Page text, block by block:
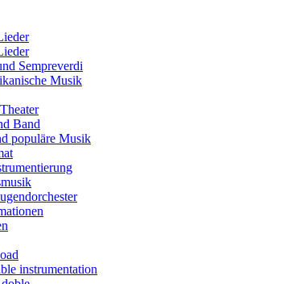
Sempreverdi
Musik
Band
populäre Musik
instrumentation